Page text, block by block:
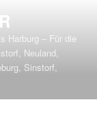
Harburg – Für die
Neuland,
Sinstorf,